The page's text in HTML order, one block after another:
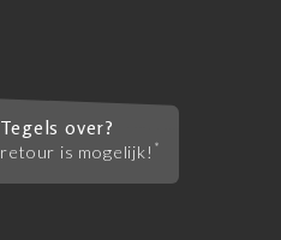
Tegels over?
retour is mogelijk! *